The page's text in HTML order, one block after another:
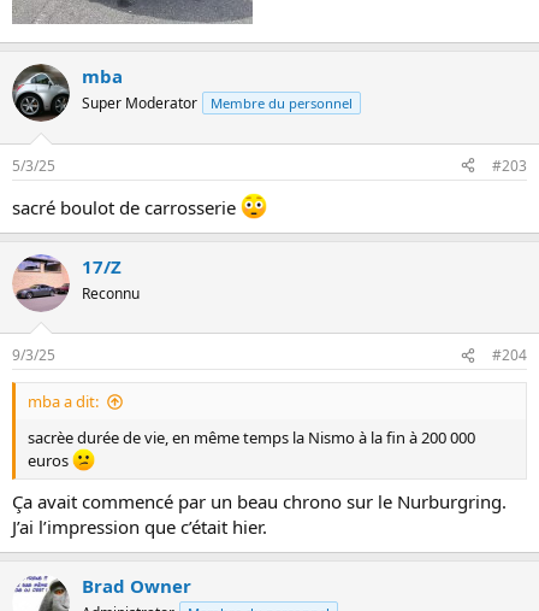
mba
Super Moderator Membre du personnel
5/3/25 #203
sacré boulot de carrosserie
17/Z
Reconnu
9/3/25 #204
mba a dit:
sacrèe durée de vie, en même temps la Nismo à la fin à 200 000
euros
Ça avait commencé par un beau chrono sur le Nurburgring.
J’ai l’impression que c’était hier.
Brad Owner